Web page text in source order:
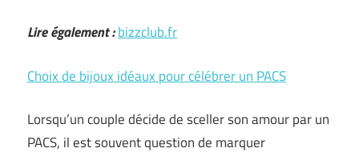
Lire également :bizzclub.fr
Choix de bijoux idéaux pour célébrer un PACS
Lorsqu’un couple décide de sceller son amour par un
PACS, il est souvent question de marquer